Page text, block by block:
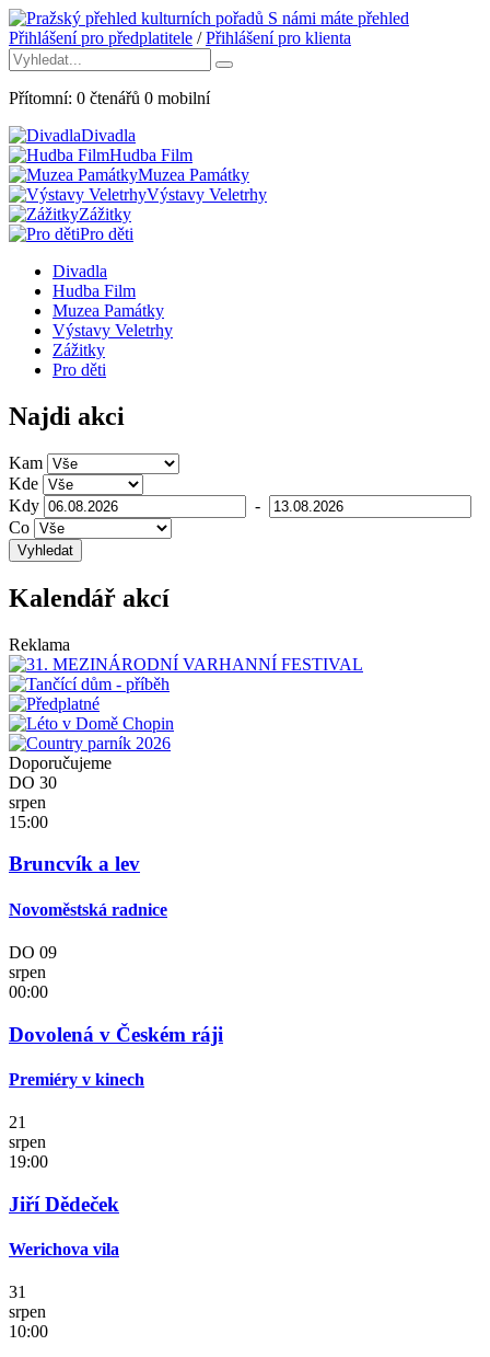
S námi máte přehled
Přihlášení pro předplatitele /Přihlášení pro klienta
Přítomní: 0 čtenářů 0 mobilní
Divadla
Hudba Film
Muzea Památky
Výstavy Veletrhy
Zážitky
Pro děti
Divadla
Hudba Film
Muzea Památky
Výstavy Veletrhy
Zážitky
Pro děti
Najdi akci
Kam
Kde
Kdy
-
Co
Vyhledat
Kalendář akcí
Reklama
Doporučujeme
DO 30
srpen
15:00
Bruncvík a lev
Novoměstská radnice
DO 09
srpen
00:00
Dovolená v Českém ráji
Premiéry v kinech
21
srpen
19:00
Jiří Dědeček
Werichova vila
31
srpen
10:00